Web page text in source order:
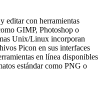
editar con herramientas
GIMP, Photoshop o
Unix/Linux incorporan
Picon en sus interfaces
en línea disponibles
estándar como PNG o